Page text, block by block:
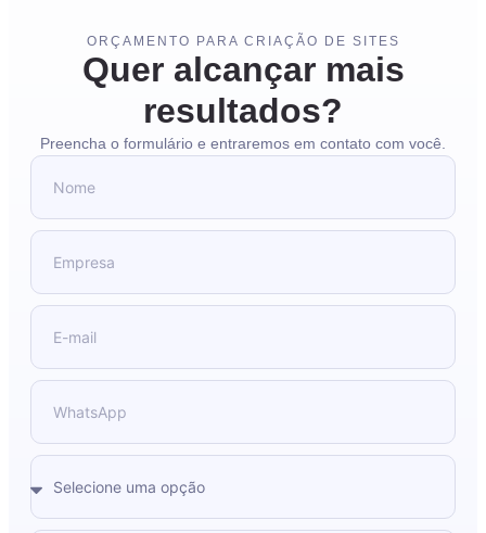
ORÇAMENTO PARA CRIAÇÃO DE SITES
Quer alcançar mais
resultados?
Preencha o formulário e entraremos em contato com você.